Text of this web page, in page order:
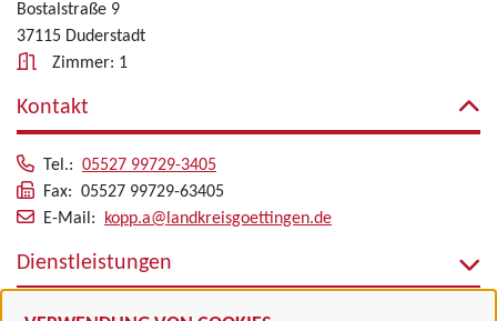
Bostalstraße 9
37115 Duderstadt
Zimmer: 1
Kontakt
Tel.: 05527 99729-3405
Fax: 05527 99729-63405
E-Mail:
kopp.a@landkreisgoettingen.de
Dienstleistungen